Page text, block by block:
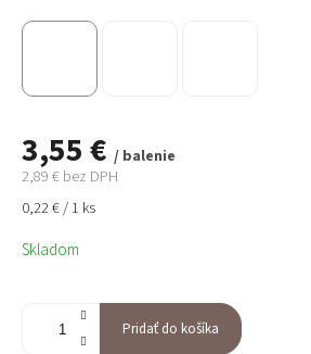
3,55 € / balenie
2,89 € bez DPH
Jednotková
0,22 € / 1 ks
Skladom
Pridať do košíka